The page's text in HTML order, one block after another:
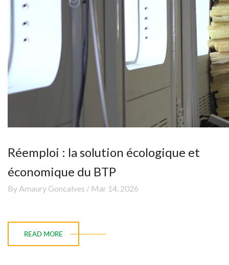
Réemploi : la solution écologique et
économique du BTP
By Amaury Goncalves / Mar 14, 2026
READ MORE